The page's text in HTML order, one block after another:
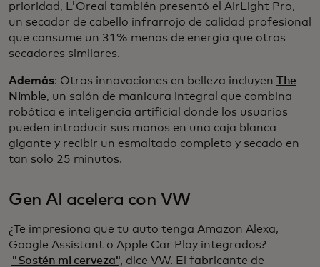
prioridad, L'Oreal también presentó el AirLight Pro,
un secador de cabello infrarrojo de calidad profesional
que consume un 31% menos de energía que otros
secadores similares.
Además: Otras innovaciones en belleza incluyen The
Nimble, un salón de manicura integral que combina
robótica e inteligencia artificial donde los usuarios
pueden introducir sus manos en una caja blanca
gigante y recibir un esmaltado completo y secado en
tan solo 25 minutos.
Gen AI acelera con VW
¿Te impresiona que tu auto tenga Amazon Alexa,
Google Assistant o Apple Car Play integrados?
"Sostén mi cerveza", dice VW. El fabricante de